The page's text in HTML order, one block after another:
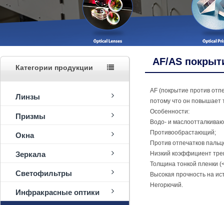
Категории продукции
Линзы
Призмы
Окна
Зеркала
Светофильтры
Инфракрасные оптики
AF/AS
AF (покрытие против
потому что он повышает
Особенности:
Водо- и
Противообрастающий;
Против отпечатков
Низкий коэффициент
Толщина тонкой пленки
Высокая прочность на
Негорючий.